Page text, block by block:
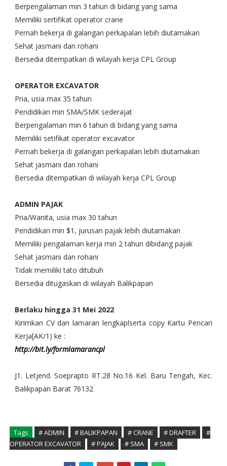
Berpengalaman min 3 tahun di bidang yang sama
Memiliki sertifikat operator crane
Pernah bekerja di galangan perkapalan lebih diutamakan
Sehat jasmani dan rohani
Bersedia ditempatkan di wilayah kerja CPL Group
OPERATOR EXCAVATOR
Pria, usia max 35 tahun
Pendidikan min SMA/SMK sederajat
Berpengalaman min 6 tahun di bidang yang sama
Memiliki setifikat operator excavator
Pernah bekerja di galangan perkapalan lebih diutamakan
Sehat jasmani dan rohani
Bersedia ditempatkan di wilayah kerja CPL Group
ADMIN PAJAK
Pria/Wanita, usia max 30 tahun
Pendidikan min $1, jurusan pajak lebih diutamakan
Memiliki pengalaman kerja min 2 tahun dibidang pajak
Sehat jasmani dan rohani
Tidak memiliki tato ditubuh
Bersedia ditugaskan di wilayah Balikpapan
Berlaku hingga 31 Mei 2022
Kirimkan CV dan lamaran lengkaplserta copy Kartu Pencari
Kerja[AK/1) ke :
http://bit.ly/formlamarancpl
J1. Letjend. Soeprapto RT.28 No.16 Kel. Baru Tengah, Kec.
Balikpapan Barat 76132
Tags # ADMIN # BALIKPAPAN # CRANE # DRAFTER
#
OPERATOR EXCAVATOR
# PAJAK # SMA # SMK